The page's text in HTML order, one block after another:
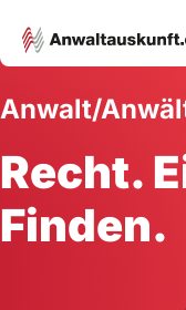
Anwalt/
Recht.
Finden.